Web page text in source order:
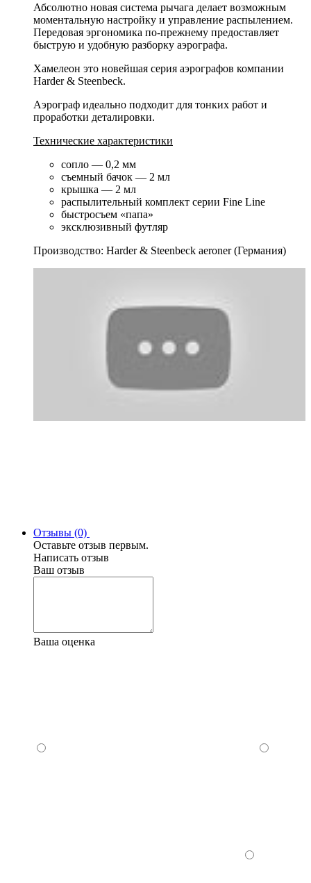
Абсолютно новая система рычага делает возможным
моментальную настройку и управление распылением.
Передовая эргономика по-прежнему предоставляет
быструю и удобную разборку аэрографа.
Хамелеон это новейшая серия аэрографов компании
Harder & Steenbeck.
Аэрограф идеально подходит для тонких работ и
проработки деталировки.
Технические характеристики
сопло — 0,2 мм
съемный бачок — 2 мл
крышка — 2 мл
распылительный комплект серии Fine Line
быстросъем «папа»
эксклюзивный футляр
Производство: Harder & Steenbeck aeroner (Германия)
Отзывы (0)
Оставьте отзыв первым.
Написать отзыв
Ваш отзыв
Ваша оценка